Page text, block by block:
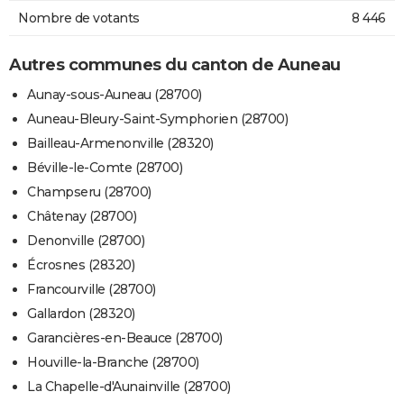
Nombre de votants 8 446
Autres communes du canton de Auneau
Aunay-sous-Auneau (28700)
Auneau-Bleury-Saint-Symphorien (28700)
Bailleau-Armenonville (28320)
Béville-le-Comte (28700)
Champseru (28700)
Châtenay (28700)
Denonville (28700)
Écrosnes (28320)
Francourville (28700)
Gallardon (28320)
Garancières-en-Beauce (28700)
Houville-la-Branche (28700)
La Chapelle-d'Aunainville (28700)